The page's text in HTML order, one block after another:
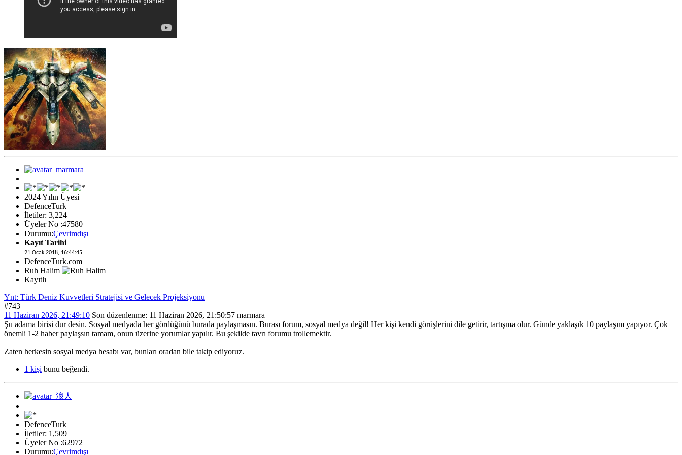
2024 Yılın Üyesi
DefenceTurk
İletiler: 3,224
Üyeler No :47580
Durumu:Çevrimdışı
Kayıt Tarihi
21 Ocak 2018, 16:44:45
DefenceTurk.com
Ruh Halim
Kayıtlı
Ynt: Türk Deniz Kuvvetleri Stratejisi ve Gelecek Projeksiyonu
#743
11 Haziran 2026, 21:49:10 Son düzenlenme: 11 Haziran 2026, 21:50:57 marmara
Şu adama birisi dur desin. Sosyal medyada her gördüğünü burada paylaşmasın. Burası forum, sosyal medya değil! Her kişi kendi görüşlerini dile getirir, tartışma olur. Günde yaklaşık 10 paylaşım yapıyor. Çok
önemli 1-2 haber paylaşsın tamam, onun üzerine yorumlar yapılır. Bu şekilde tavrı forumu trollemektir.
Zaten herkesin sosyal medya hesabı var, bunları oradan bile takip ediyoruz.
1 kişi bunu beğendi.
DefenceTurk
İletiler: 1,509
Üyeler No :62972
Durumu:Çevrimdışı